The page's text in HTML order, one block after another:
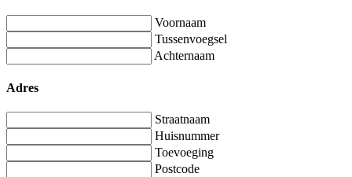
Voornaam
Tussenvoegsel
Achternaam
Adres
Straatnaam
Huisnummer
Toevoeging
Postcode